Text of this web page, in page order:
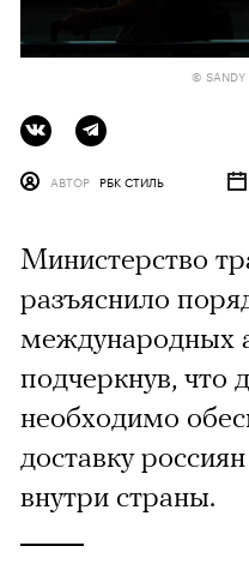
© SANDY
АВТОР РБК СТИЛЬ
Министерство
разъяснило
международных
подчеркнув, что
необходимо
доставку
внутри страны.